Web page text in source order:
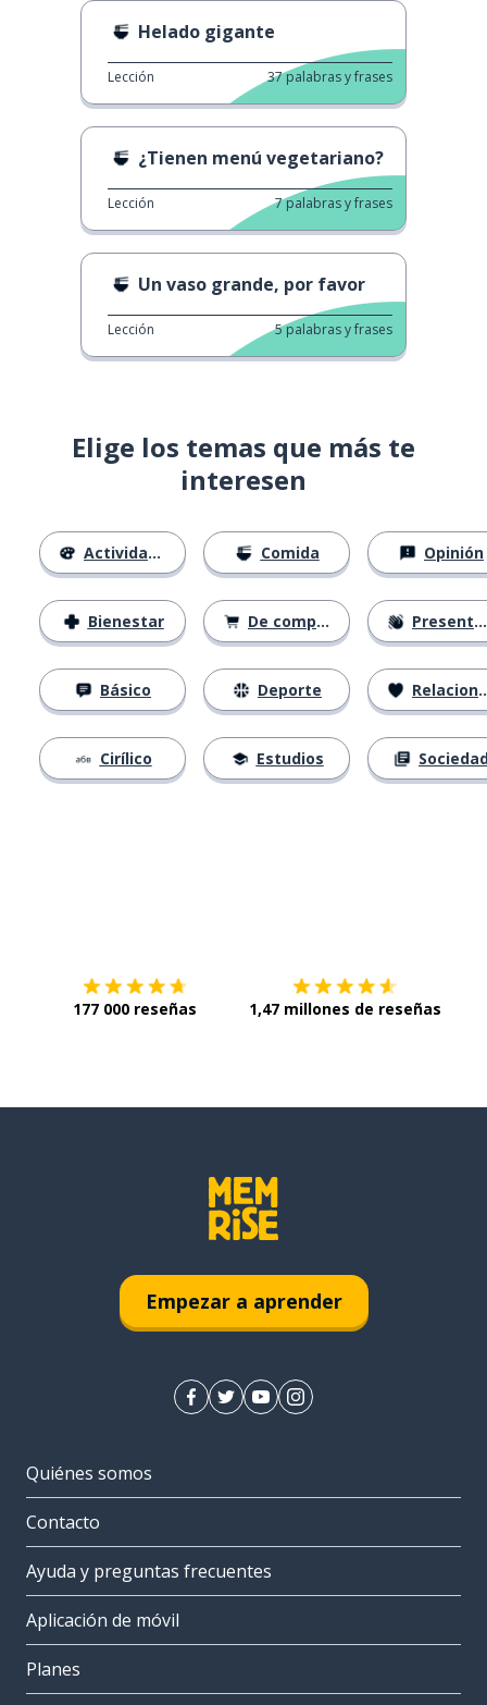
Helado gigante
Lección 37palabras y frases
¿Tienen menú vegetariano?
Lección 7palabras y frases
Un vaso grande, por favor
Lección 5palabras y frases
Elige los temas que más te
interesen
Actividades
Bienestar
Básico
Cirílico
Comida
De compras
Deporte
Estudios
Opinión
Presentación
Relaciones
177 000 reseñas 1,47 millones de reseñas
Empezar a aprender
Quiénes somos
Contacto
Ayuda y preguntas frecuentes
Aplicación de móvil
Planes